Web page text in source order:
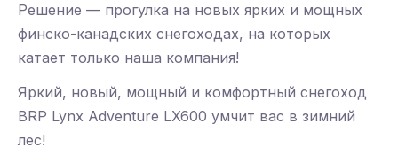
Решение — прогулка на новых ярких и мощных
финско-канадских снегоходах, на которых
катает только наша компания!
Яркий, новый, мощный и комфортный снегоход
ВRP Lynx Adventure LX600 умчит вас в зимний
лес!